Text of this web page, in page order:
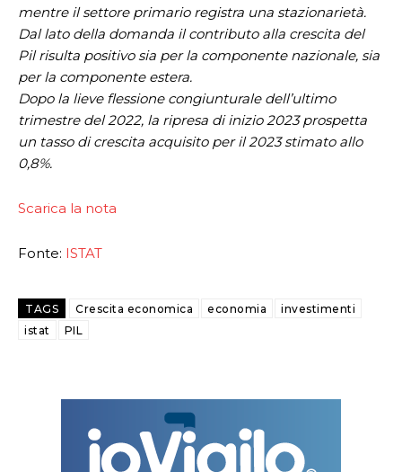
mentre il settore primario registra una stazionarietà.
Dal lato della domanda il contributo alla crescita del
Pil risulta positivo sia per la componente nazionale, sia
per la componente estera.
Dopo la lieve flessione congiunturale dell’ultimo
trimestre del 2022, la ripresa di inizio 2023 prospetta
un tasso di crescita acquisito per il 2023 stimato allo
0,8%.
Scarica la nota
Fonte: ISTAT
TAGS Crescita economica economia
investimenti
istat
PIL